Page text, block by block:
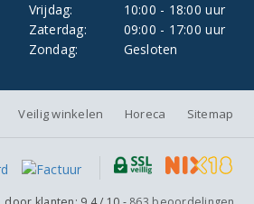
Vrijdag:
10:00 - 18:00 uur
Zaterdag:
09:00 - 17:00 uur
Zondag:
Gesloten
Veilig winkelen Horeca Sitemap